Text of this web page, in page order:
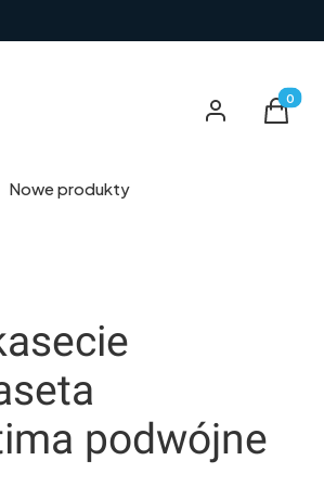
Zaloguj sięKoszyk
Nowe produkty
podwójne